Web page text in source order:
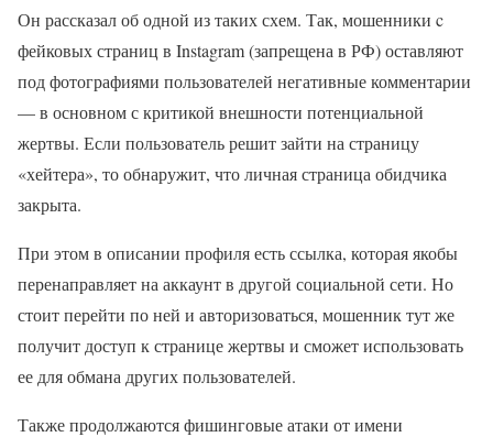
Он рассказал об одной из таких схем. Так, мошенники c
фейковых страниц в Instagram (запрещена в РФ) оставляют
под фотографиями пользователей негативные комментарии
— в основном с критикой внешности потенциальной
жертвы. Если пользователь решит зайти на страницу
«хейтера», то обнаружит, что личная страница обидчика
закрыта.
При этом в описании профиля есть ссылка, которая якобы
перенаправляет на аккаунт в другой социальной сети. Но
стоит перейти по ней и авторизоваться, мошенник тут же
получит доступ к странице жертвы и сможет использовать
ее для обмана других пользователей.
Также продолжаются фишинговые атаки от имени